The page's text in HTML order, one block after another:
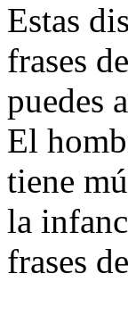
Estas
frases
puedes
El
tiene
la
frases